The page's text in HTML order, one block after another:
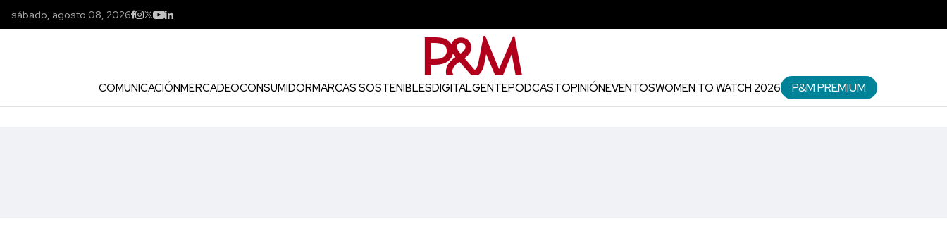
sábado, agosto 08, 2026
COMUNICACIÓNMERCADEOCONSUMIDORMARCAS SOSTENIBLESDIGITALGENTEPODCASTOPINIÓNEVENTOSWOMEN TO WATCH 2026 P&M PREMIUM